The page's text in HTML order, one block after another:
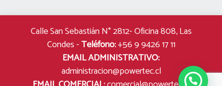
Calle San Sebastián N° 2812- Oficina 808, Las
Condes-Teléfono:+56 9 9426 17 11
EMAIL ADMINISTRATIVO:
administracion@powertec.cl